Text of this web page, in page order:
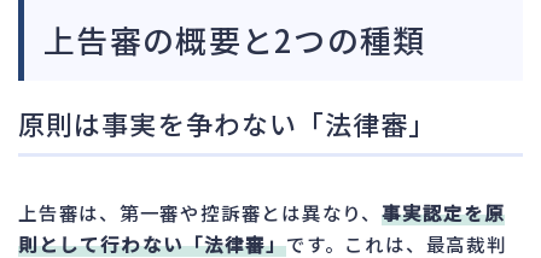
上告審の概要と2つの種類
原則は事実を争わない「法律審」
上告審は、第一審や控訴審とは異なり、 事実認定を原
則として行わない「法律審」です。これは、最高裁判